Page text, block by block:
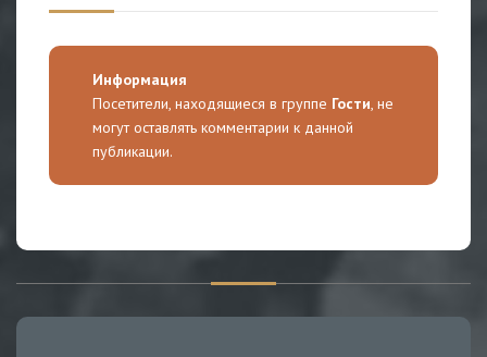
Информация
Посетители, находящиеся в группе Гости, не
могут оставлять комментарии к данной
публикации.